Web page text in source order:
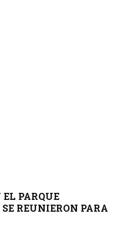
PARQUE
REUNIERON PARA